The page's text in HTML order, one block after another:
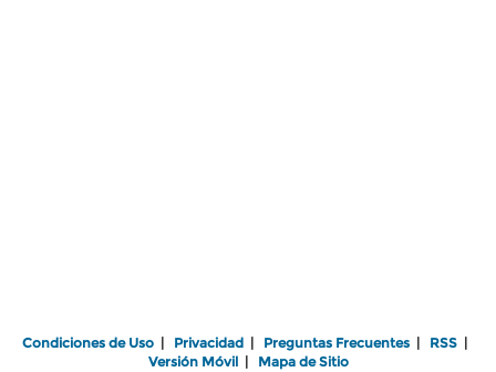
Condiciones de Uso | Privacidad | Preguntas Frecuentes | RSS |
Versión Móvil| Mapa de Sitio